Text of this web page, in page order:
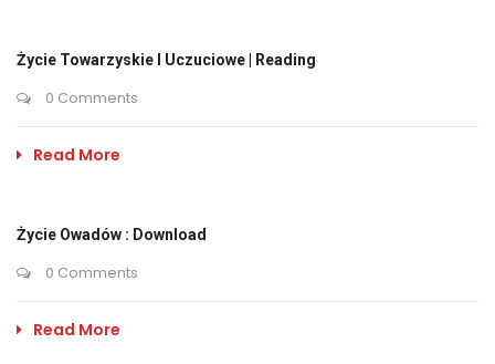
Życie Towarzyskie I Uczuciowe | Reading
0 Comments
Read More
Życie Owadów : Download
0 Comments
Read More